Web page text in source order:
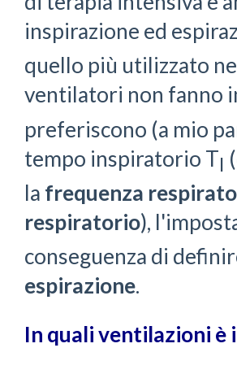
inspirazione ed
quello più utilizzato
ventilatori non fanno
preferiscono (a mio
tempo inspiratorio TI
la frequenza
respiratorio),
conseguenza di
espirazione.
In quali ventilazioni è